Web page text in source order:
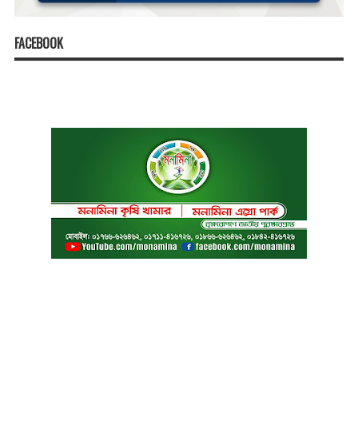
FACEBOOK